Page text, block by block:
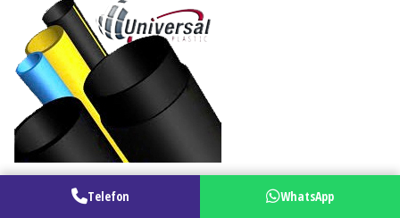
Telefon WhatsApp